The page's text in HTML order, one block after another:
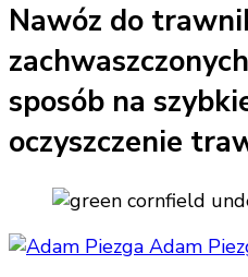
Nawóz do
sposób na
oczyszczenie
Adam